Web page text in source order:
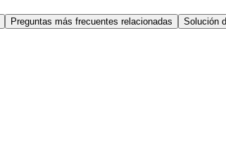
Preguntas más frecuentes relacionadas Solución